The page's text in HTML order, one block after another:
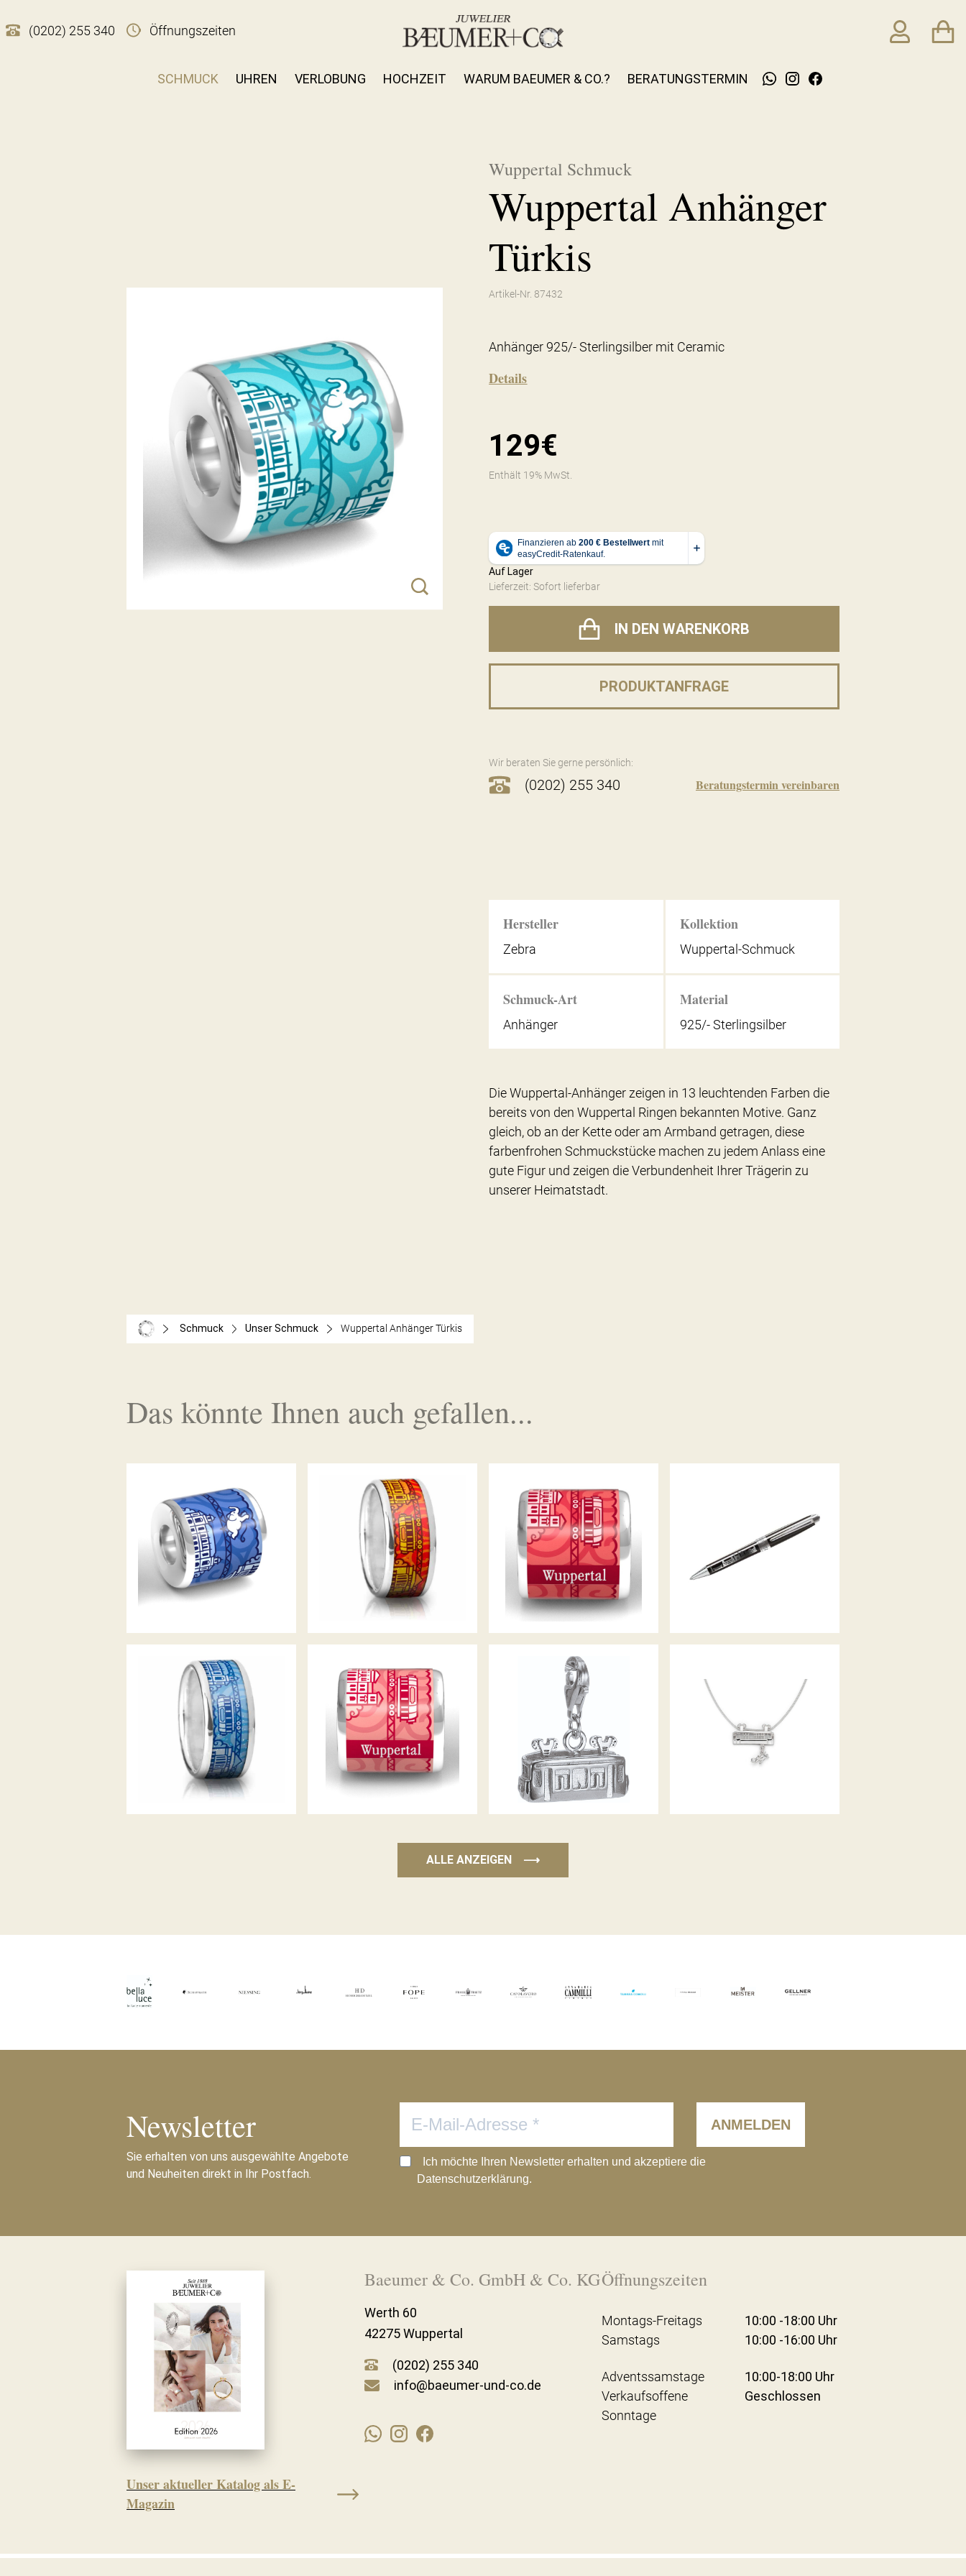
(0202) 255 340 Öffnungszeiten
SCHMUCK UHREN VERLOBUNG HOCHZEIT WARUM BAEUMER & CO.? BERATUNGSTERMIN
Wuppertal Schmuck
Wuppertal Anhänger
Türkis
Artikel-Nr. 87432
Anhänger 925/- Sterlingsilber mit Ceramic
Details
129€
Enthält 19% MwSt.
Auf Lager
Lieferzeit: Sofort lieferbar
IN DEN WARENKORB
PRODUKTANFRAGE
Wir beraten Sie gerne persönlich:
(0202) 255 340 Beratungstermin vereinbaren
Hersteller
Zebra
Kollektion
Wuppertal-Schmuck
Schmuck-Art
Anhänger
Material
925/- Sterlingsilber
Die Wuppertal-Anhänger zeigen in 13 leuchtenden Farben die
bereits von den Wuppertal Ringen bekannten Motive. Ganz
gleich, ob an der Kette oder am Armband getragen, diese
farbenfrohen Schmuckstücke machen zu jedem Anlass eine
gute Figur und zeigen die Verbundenheit Ihrer Trägerin zu
unserer Heimatstadt.
Schmuck Unser Schmuck Wuppertal Anhänger Türkis
Das könnte Ihnen auch gefallen...
WUPPERTAL ANHÄNGER
MARINE
WUPPERTAL RING ROT
WUPPERTAL ANHÄNGER ROT-
ROSÉ
CITY-PEN WUPPERTAL
WUPPERTAL RING BLAU
WUPPERTAL ANHÄNGER
KORALL
WUPPERTALCHARM
KAISERWAGEN
COLLIER TUFFISPRUNG
BRILLANT EDITION
ALLE ANZEIGEN ⟶
Newsletter
Sie erhalten von uns ausgewählte Angebote
und Neuheiten direkt in Ihr Postfach.
ANMELDEN
Ich möchte Ihren Newsletter erhalten und akzeptiere die
Datenschutzerklärung.
Unser aktueller Katalog als E-
Magazin
Baeumer & Co. GmbH & Co. KG
Werth 60
42275 Wuppertal
(0202) 255 340
info@baeumer-und-co.de
Öffnungszeiten
Montags-Freitags
10:00 -18:00 Uhr
Samstags
10:00 -16:00 Uhr
Adventssamstage
10:00-18:00 Uhr
Verkaufsoffene
Sonntage
Geschlossen